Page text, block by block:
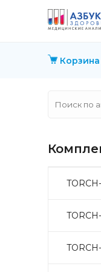
Корзина